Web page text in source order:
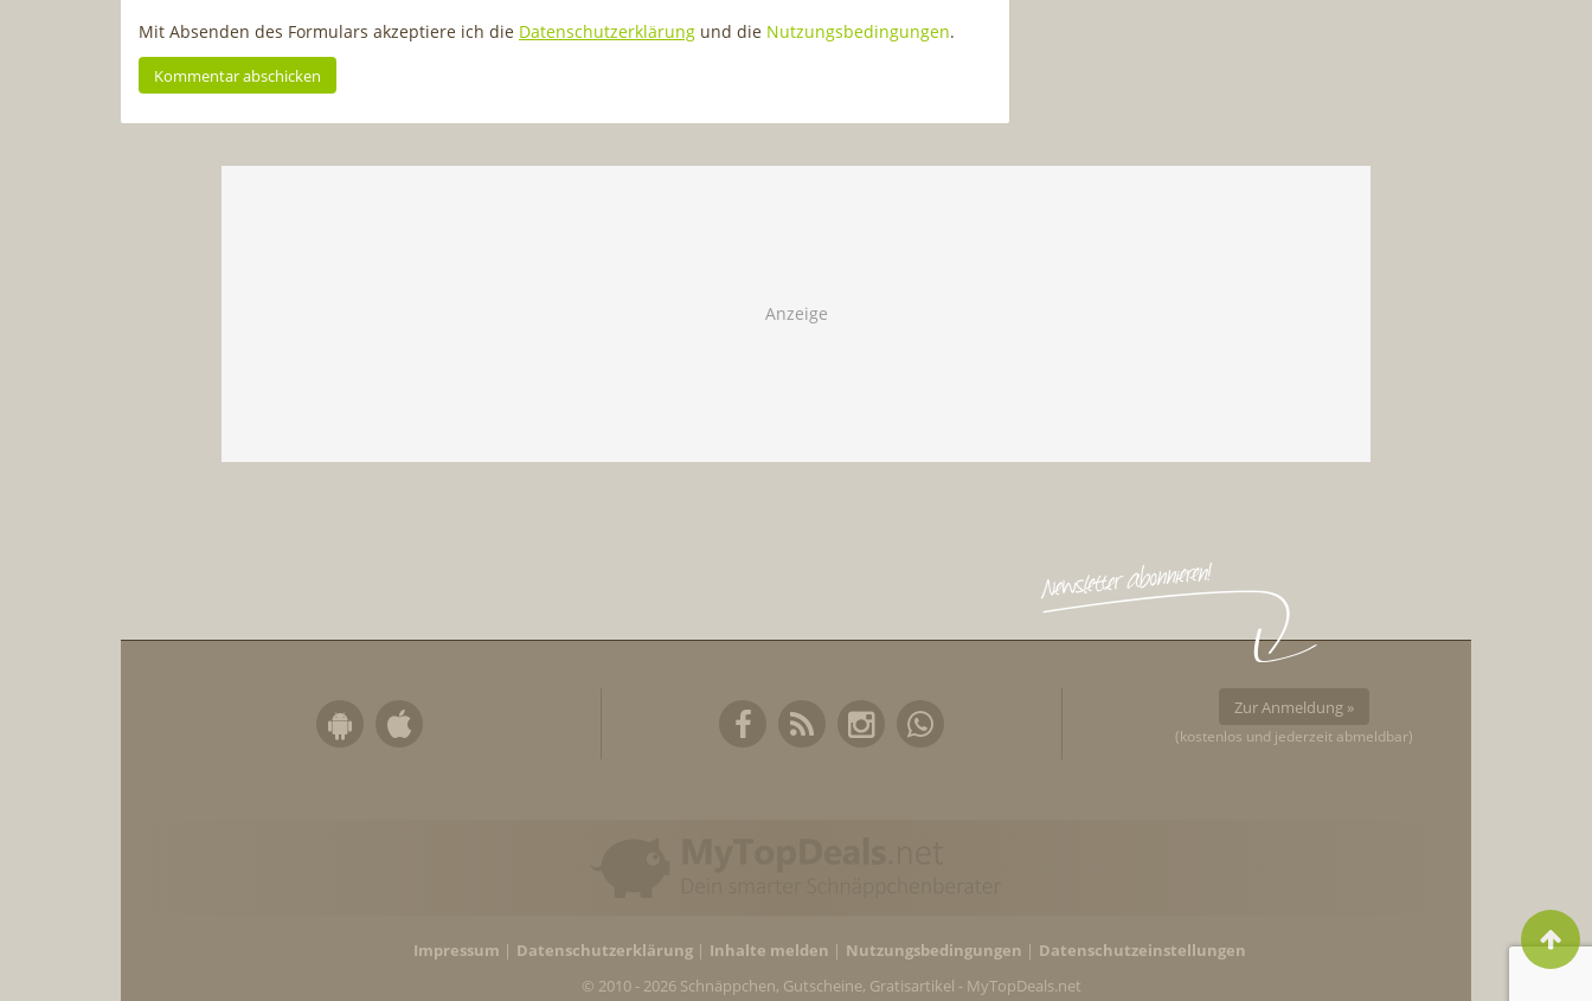
Mit Absenden des Formulars akzeptiere ich die Datenschutzerklärung und die Nutzungsbedingungen.
Zur Anmeldung »
(kostenlos und jederzeit abmeldbar)
Impressum Datenschutzerklärung Inhalte melden Nutzungsbedingungen
Datenschutzeinstellungen
© 2010 - 2026 Schnäppchen, Gutscheine, Gratisartikel - MyTopDeals.net